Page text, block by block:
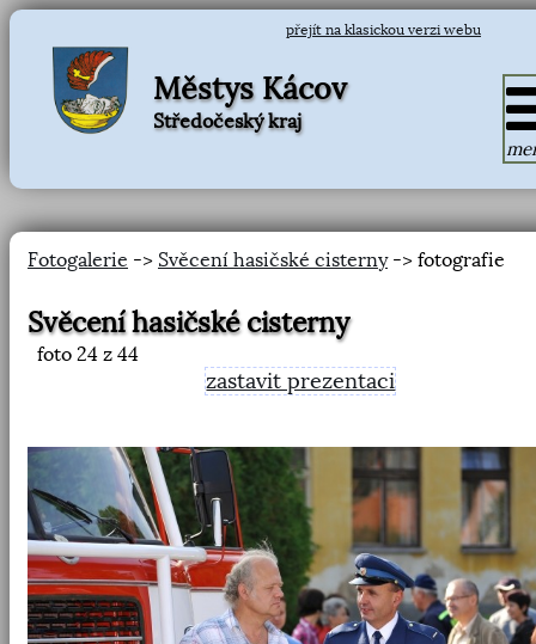
přejít na klasickou verzi webu
Městys Kácov
Středočeský kraj
Fotogalerie -> Svěcení hasičské cisterny-> fotografie
Svěcení hasičské cisterny
foto 24 z 44
zastavit prezentaci